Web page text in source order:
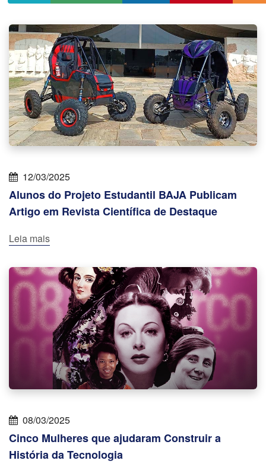
12/03/2025
Alunos do Projeto Estudantil BAJA Publicam
Artigo em Revista Científica de Destaque
Leia mais
08/03/2025
Cinco Mulheres que ajudaram Construir a
História da Tecnologia